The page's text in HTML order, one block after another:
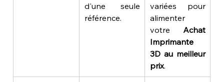
d'une seule
référence.
variées pour
alimenter
votre Achat
Imprimante
3D au meilleur
prix.